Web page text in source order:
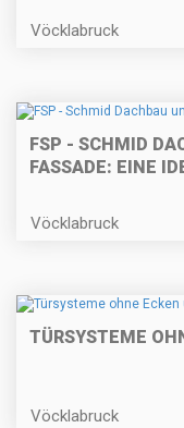
Vöcklabruck
FSP - SCHMID
FASSADE: EINE
Vöcklabruck
TÜRSYSTEME
Vöcklabruck